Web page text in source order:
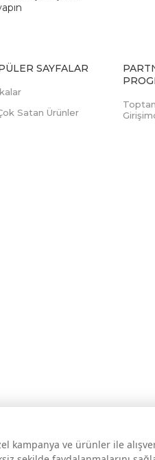
kampanya ve ürünler ile
SAYFALAR
Satan Ürünler